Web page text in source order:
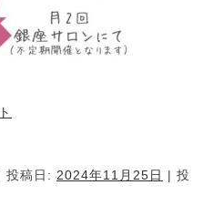
投稿日: 2024年11月25日 | 投